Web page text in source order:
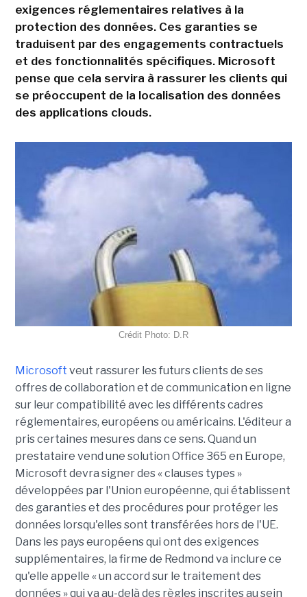
exigences réglementaires relatives à la
protection des données. Ces garanties se
traduisent par des engagements contractuels
et des fonctionnalités spécifiques. Microsoft
pense que cela servira à rassurer les clients qui
se préoccupent de la localisation des données
des applications clouds.
Crédit Photo: D.R
Microsoft veut rassurer les futurs clients de ses
offres de collaboration et de communication en ligne
sur leur compatibilité avec les différents cadres
réglementaires, européens ou américains. L'éditeur a
pris certaines mesures dans ce sens. Quand un
prestataire vend une solution Office 365 en Europe,
Microsoft devra signer des « clauses types »
développées par l'Union européenne, qui établissent
des garanties et des procédures pour protéger les
données lorsqu'elles sont transférées hors de l'UE.
Dans les pays européens qui ont des exigences
supplémentaires, la firme de Redmond va inclure ce
qu'elle appelle « un accord sur le traitement des
données » qui va au-delà des règles inscrites au sein